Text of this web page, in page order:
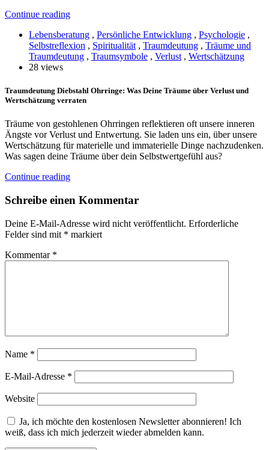
Continue reading
Lebensberatung , Persönliche Entwicklung , Psychologie ,
Selbstreflexion , Spiritualität , Traumdeutung , Träume und
Traumdeutung , Traumsymbole , Verlust , Wertschätzung
28 views
Traumdeutung Diebstahl Ohrringe: Was Deine Träume über Verlust und
Wertschätzung verraten
Träume von gestohlenen Ohrringen reflektieren oft unsere inneren
Ängste vor Verlust und Entwertung. Sie laden uns ein, über unsere
Wertschätzung für materielle und immaterielle Dinge nachzudenken.
Was sagen deine Träume über dein Selbstwertgefühl aus?
Continue reading
Schreibe einen Kommentar
Deine E-Mail-Adresse wird nicht veröffentlicht. Erforderliche
Felder sind mit * markiert
Kommentar *
Name *
E-Mail-Adresse *
Website
Ja, ich möchte den kostenlosen Newsletter abonnieren! Ich
weiß, dass ich mich jederzeit wieder abmelden kann.